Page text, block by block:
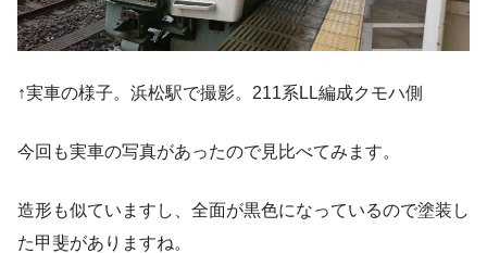
↑実車の様子。浜松駅で撮影。211系LL編成クモハ側
今回も実車の写真があったので見比べてみます。
造形も似ていますし、全面が黒色になっているので塗装し
た甲斐がありますね。